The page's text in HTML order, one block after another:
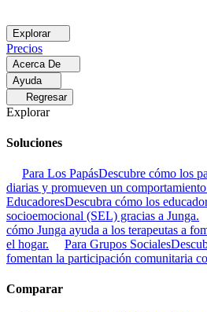
Explorar
Precios
Acerca De
Ayuda
Regresar
Explorar
Soluciones
Para Los PapásDescubre cómo los
diarias y promueven un
EducadoresDescubra cómo los
socioemocional (SEL) gracias a Junga.
cómo Junga ayuda a los terapeutas a
el hogar.
Para Grupos Sociales
fomentan la participación comunitaria
Comparar